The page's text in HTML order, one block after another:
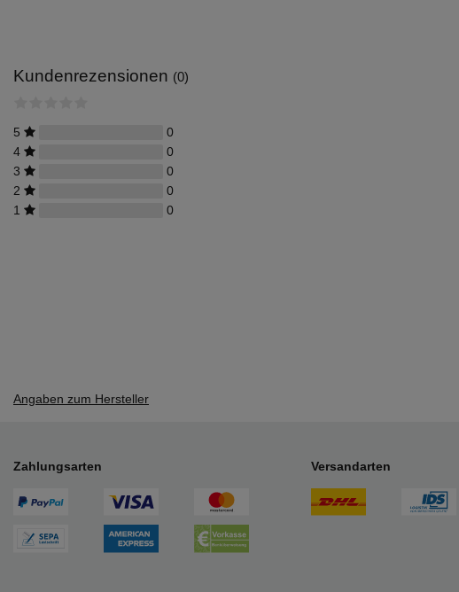
Kundenrezensionen (0)
5
0
4
0
3
0
2
0
1
0
Angaben zum Hersteller
Zahlungsarten Versandarten